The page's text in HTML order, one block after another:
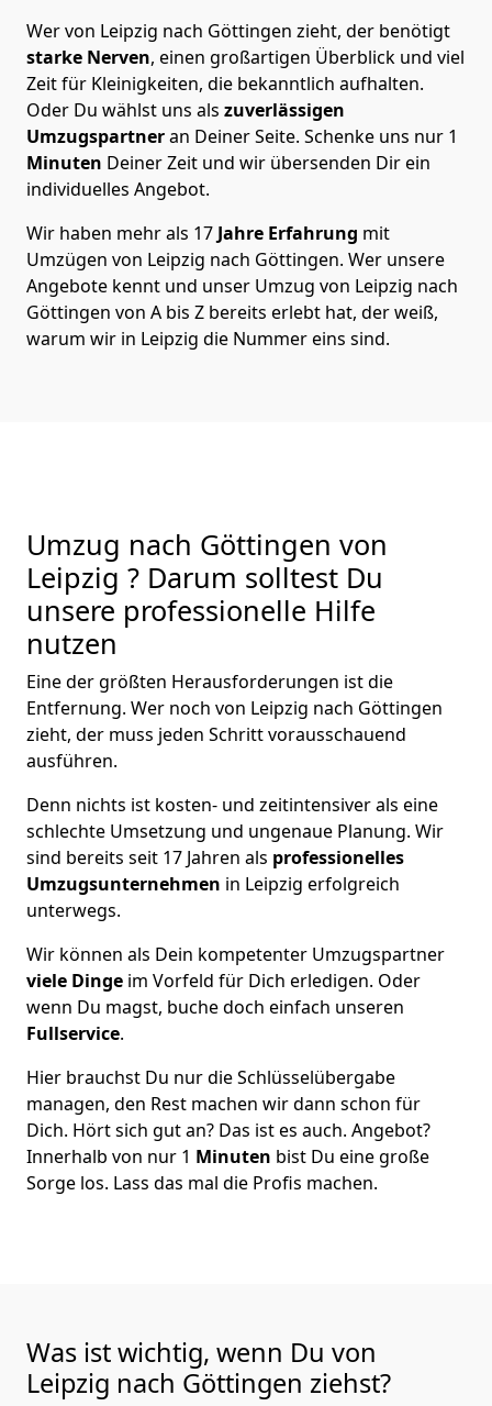
Wer von Leipzig nach Göttingen zieht, der benötigt
starke Nerven, einen großartigen Überblick und viel
Zeit für Kleinigkeiten, die bekanntlich aufhalten.
Oder Du wählst uns als zuverlässigen
Umzugspartneran Deiner Seite. Schenke uns nur 1
Minuten Deiner Zeit und wir übersenden Dir ein
individuelles Angebot.
Wir haben mehr als 17 Jahre Erfahrung mit
Umzügen von Leipzig nach Göttingen. Wer unsere
Angebote kennt und unser Umzug von Leipzig nach
Göttingen von A bis Z bereits erlebt hat, der weiß,
warum wir in Leipzig die Nummer eins sind.
Umzug nach Göttingen von
Leipzig ? Darum solltest Du
unsere professionelle Hilfe
nutzen
Eine der größten Herausforderungen ist die
Entfernung. Wer noch von Leipzig nach Göttingen
zieht, der muss jeden Schritt vorausschauend
ausführen.
Denn nichts ist kosten- und zeitintensiver als eine
schlechte Umsetzung und ungenaue Planung. Wir
sind bereits seit 17 Jahren als professionelles
Umzugsunternehmen in Leipzig erfolgreich
unterwegs.
Wir können als Dein kompetenter Umzugspartner
viele Dinge im Vorfeld für Dich erledigen. Oder
wenn Du magst, buche doch einfach unseren
Fullservice.
Hier brauchst Du nur die Schlüsselübergabe
managen, den Rest machen wir dann schon für
Dich. Hört sich gut an? Das ist es auch. Angebot?
Innerhalb von nur 1 Minuten bist Du eine große
Sorge los. Lass das mal die Profis machen.
Was ist wichtig, wenn Du von
Leipzig nach Göttingen ziehst?